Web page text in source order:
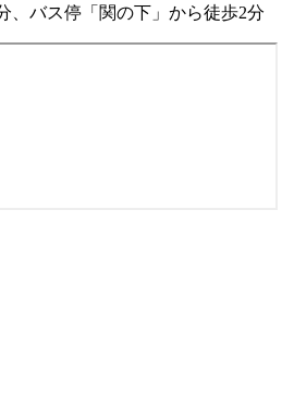
、バス停「関の下」から徒歩2分